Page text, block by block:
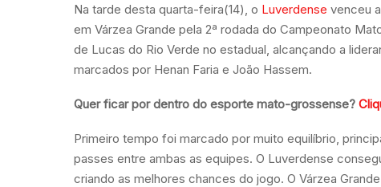
Na tarde desta quarta-feira(14), o Luverdense venceu
em Várzea Grande pela 2ª rodada do Campeonato
de Lucas do Rio Verde no estadual, alcançando a
marcados por Henan Faria e João Hassem.
Quer ficar por dentro do esporte mato-grossense?
Primeiro tempo foi marcado por muito equilíbrio,
passes entre ambas as equipes. O Luverdense
criando as melhores chances do jogo. O Várzea